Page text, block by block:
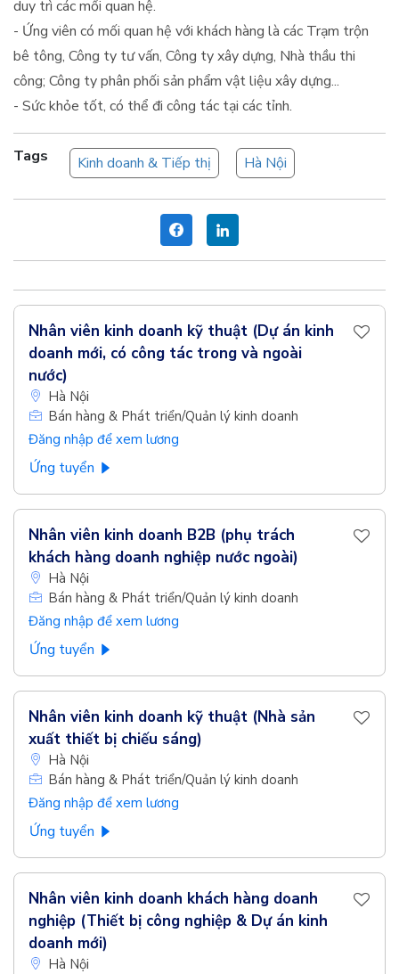
duy trì các mối quan hệ.
- Ứng viên có mối quan hệ với khách hàng là các Trạm trộn
bê tông, Công ty tư vấn, Công ty xây dựng, Nhà thầu thi
công; Công ty phân phối sản phẩm vật liệu xây dựng...
- Sức khỏe tốt, có thể đi công tác tại các tỉnh.
Tags Kinh doanh & Tiếp thị Hà Nội
Nhân viên kinh doanh kỹ thuật (Dự án kinh
doanh mới, có công tác trong và ngoài
nước)
Hà Nội
Bán hàng & Phát triển/Quản lý kinh doanh
Đăng nhập để xem lương
Ứng tuyển
Nhân viên kinh doanh B2B (phụ trách
khách hàng doanh nghiệp nước ngoài)
Hà Nội
Bán hàng & Phát triển/Quản lý kinh doanh
Đăng nhập để xem lương
Ứng tuyển
Nhân viên kinh doanh kỹ thuật (Nhà sản
xuất thiết bị chiếu sáng)
Hà Nội
Bán hàng & Phát triển/Quản lý kinh doanh
Đăng nhập để xem lương
Ứng tuyển
Nhân viên kinh doanh khách hàng doanh
nghiệp (Thiết bị công nghiệp & Dự án kinh
doanh mới)
Hà Nội